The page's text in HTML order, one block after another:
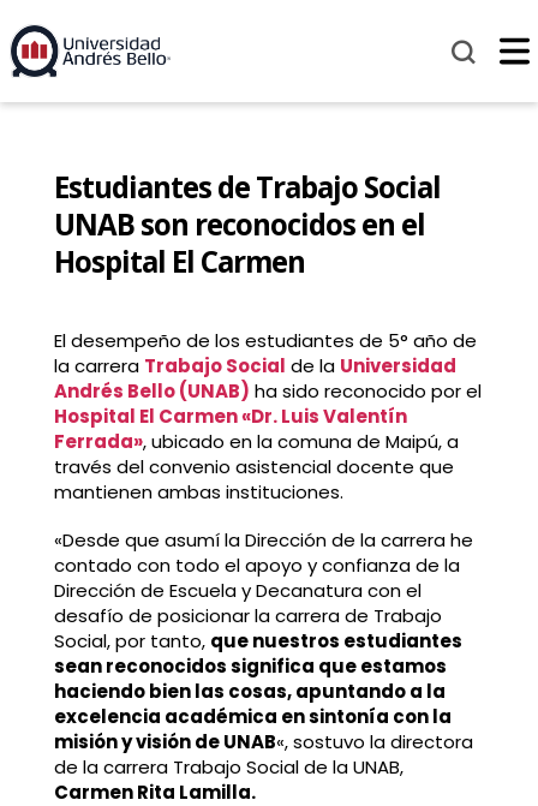
Estudiantes de Trabajo Social
UNAB son reconocidos en el
Hospital El Carmen
El desempeño de los estudiantes de 5° año de
la carrera Trabajo Social de la Universidad
Andrés Bello (UNAB) ha sido reconocido por el
Hospital El Carmen «Dr. Luis Valentín
Ferrada», ubicado en la comuna de Maipú, a
través del convenio asistencial docente que
mantienen ambas instituciones.
«Desde que asumí la Dirección de la carrera he
contado con todo el apoyo y confianza de la
Dirección de Escuela y Decanatura con el
desafío de posicionar la carrera de Trabajo
Social, por tanto, que nuestros estudiantes
sean reconocidos significa que estamos
haciendo bien las cosas, apuntando a la
excelencia académica en sintonía con la
misión y visión de UNAB«, sostuvo la directora
de la carrera Trabajo Social de la UNAB,
Carmen Rita Lamilla.